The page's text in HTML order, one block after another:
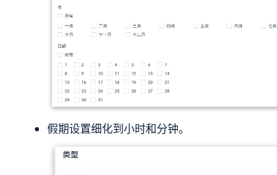
假期设置细化到小时和分钟。